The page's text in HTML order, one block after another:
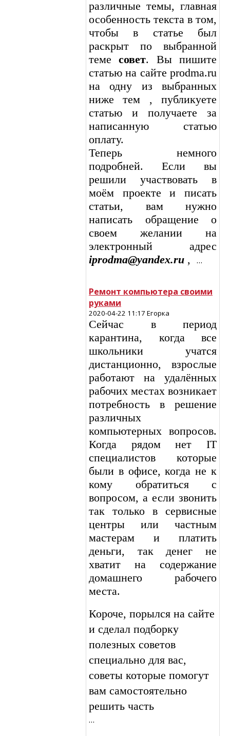
различные темы, главная
особенность текста в том,
чтобы в статье был
раскрыт по выбранной
темесовет. Вы пишите
статью на сайте prodma.ru
на одну из выбранных
ниже тем , публикуете
статью и получаете за
написанную статью
оплату.
Теперь немного
подробней. Если вы
решили участвовать в
моём проекте и писать
статьи, вам нужно
написать обращение о
своем желании на
электронный адрес
iprodma@yandex.ru , …
Ремонт компьютера своими
руками
2020-04-22 11:17 Егорка
Сейчас в период
карантина, когда все
школьники учатся
дистанционно, взрослые
работают на удалённых
рабочих местах возникает
потребность в решение
различных
компьютерных вопросов.
Когда рядом нет IT
специалистов которые
были в офисе, когда не к
кому обратиться с
вопросом, а если звонить
так только в сервисные
центры или частным
мастерам и платить
деньги, так денег не
хватит на содержание
домашнего рабочего
места.
Короче, порылся на сайте
и сделал подборку
полезных советов
специально для вас,
советы которые помогут
вам самостоятельно
решить часть
…